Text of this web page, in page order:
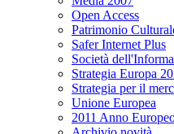
Open Access
Patrimonio
Safer Internet Plus
Società
Strategia Europa
Strategia per il
Unione Europea
2011 Anno